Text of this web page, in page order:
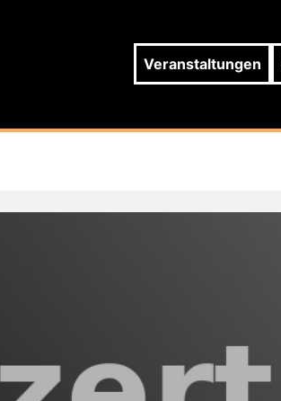
Veranstaltungen